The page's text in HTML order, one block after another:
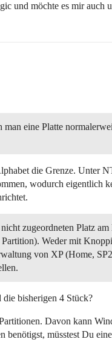
und möchte es mir auch
eine Platte
die Grenze. Unter
wodurch eigentlich
zugeordneten Platz am
Weder mit
von XP (Home,
bisherigen 4 Stück?
Davon kann
benötigst, müsstest Du